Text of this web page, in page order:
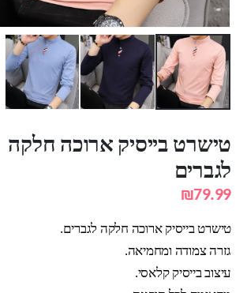
טישרט בייסיק ארוכה חלקה
לגברים
₪79.99
טישרט בייסיק ארוכה חלקה לגברים.
גזרה צמודה ומחמיאה.
עיצוב בייסיק קלאסי.